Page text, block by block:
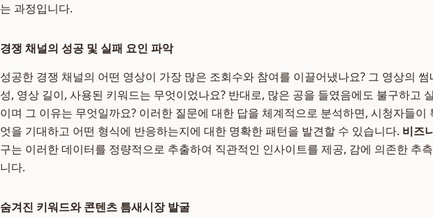
는 과정입니다.
경쟁 채널의 성공 및 실패 요인 파악
성공한 경쟁 채널의 어떤 영상이 가장 많은 조회수와 참여를 이끌어냈나요? 그 영상의
성, 영상 길이, 사용된 키워드는 무엇이었나요? 반대로, 많은 공을 들였음에도 불구하고
이며 그 이유는 무엇일까요? 이러한 질문에 대한 답을 체계적으로 분석하면, 시청자들이
엇을 기대하고 어떤 형식에 반응하는지에 대한 명확한 패턴을 발견할 수 있습니다. 비즈
구는 이러한 데이터를 정량적으로 추출하여 직관적인 인사이트를 제공, 감에 의존한 추
니다.
숨겨진 키워드와 콘텐츠 틈새시장 발굴